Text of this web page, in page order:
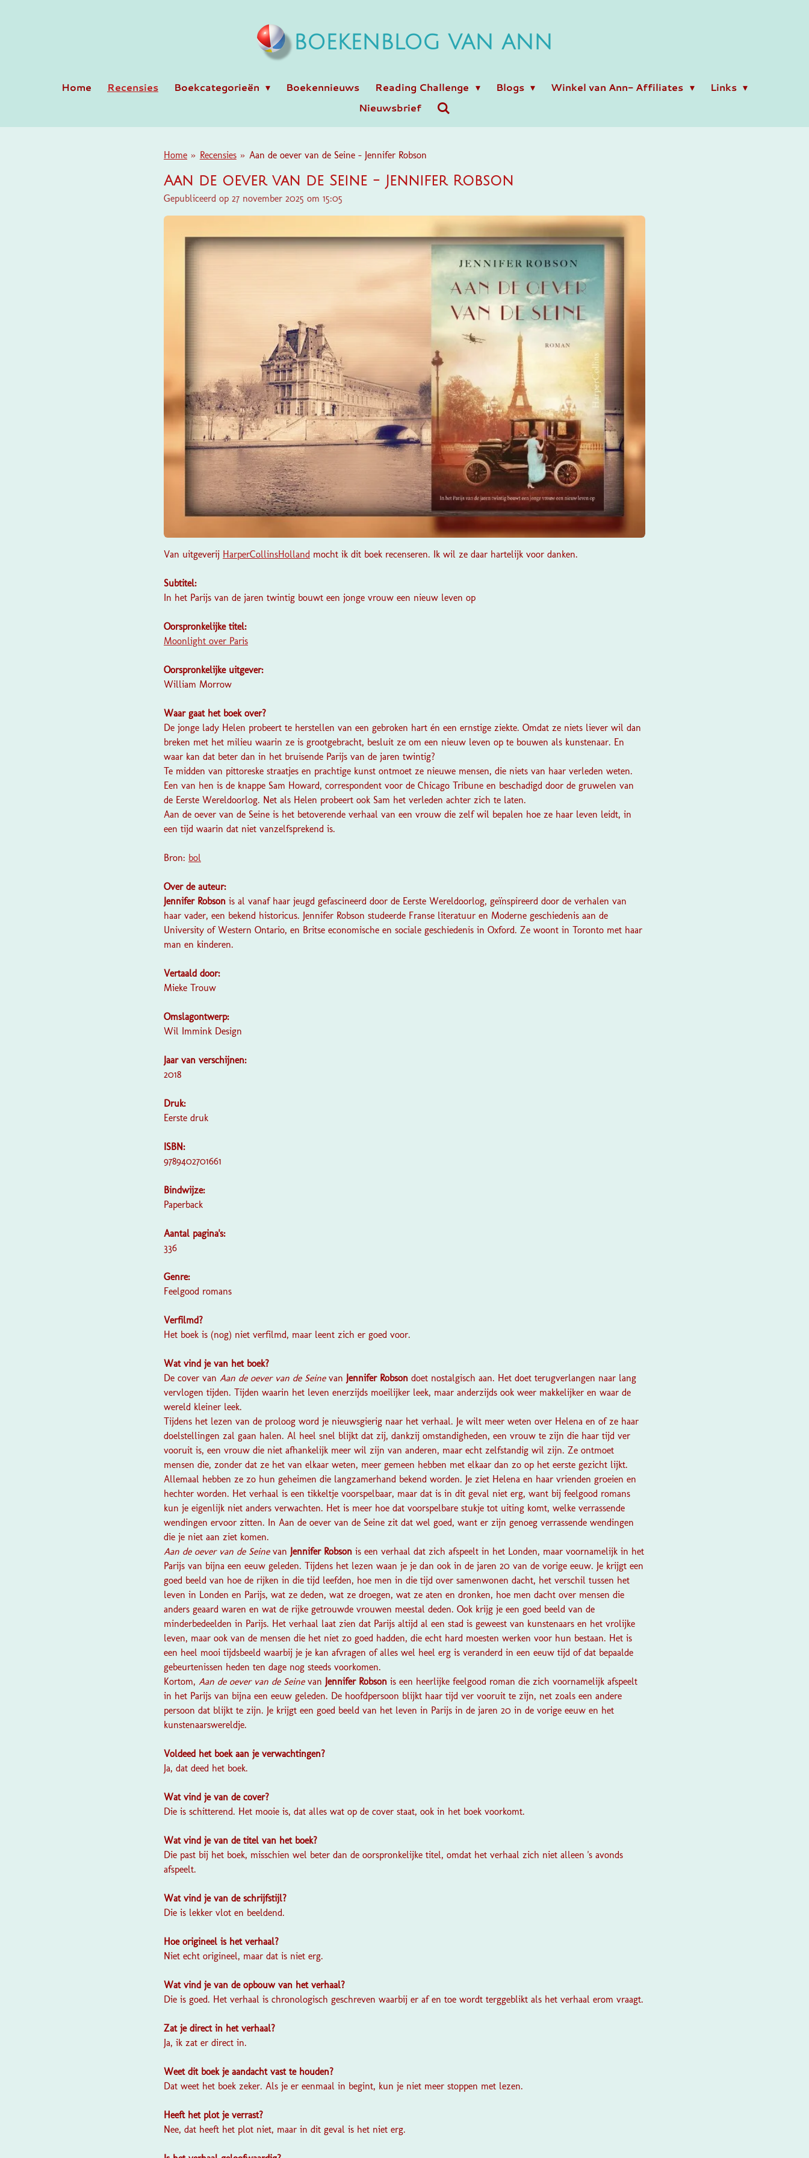
BOEKENBLOG VAN ANN
Home Recensies Boekcategorieën Boekennieuws Reading Challenge Blogs Winkel van Ann- Affiliates
Links
Nieuwsbrief
Home » Recensies » Aan de oever van de Seine - Jennifer Robson
Aan de oever van de Seine - Jennifer Robson
Gepubliceerd op 27 november 2025 om 15:05
Van uitgeverij HarperCollinsHolland mocht ik dit boek recenseren. Ik wil ze daar hartelijk voor danken.
Subtitel:
In het Parijs van de jaren twintig bouwt een jonge vrouw een nieuw leven op
Oorspronkelijke titel:
Moonlight over Paris
Oorspronkelijke uitgever:
William Morrow
Waar gaat het boek over?
De jonge lady Helen probeert te herstellen van een gebroken hart én een ernstige ziekte. Omdat ze niets liever wil dan
breken met het milieu waarin ze is grootgebracht, besluit ze om een nieuw leven op te bouwen als kunstenaar. En
waar kan dat beter dan in het bruisende Parijs van de jaren twintig?
Te midden van pittoreske straatjes en prachtige kunst ontmoet ze nieuwe mensen, die niets van haar verleden weten.
Een van hen is de knappe Sam Howard, correspondent voor de Chicago Tribune en beschadigd door de gruwelen van
de Eerste Wereldoorlog. Net als Helen probeert ook Sam het verleden achter zich te laten.
Aan de oever van de Seine is het betoverende verhaal van een vrouw die zelf wil bepalen hoe ze haar leven leidt, in
een tijd waarin dat niet vanzelfsprekend is.
Bron: bol
Over de auteur:
Jennifer Robson is al vanaf haar jeugd gefascineerd door de Eerste Wereldoorlog, geïnspireerd door de verhalen van
haar vader, een bekend historicus. Jennifer Robson studeerde Franse literatuur en Moderne geschiedenis aan de
University of Western Ontario, en Britse economische en sociale geschiedenis in Oxford. Ze woont in Toronto met haar
man en kinderen.
Vertaald door:
Mieke Trouw
Omslagontwerp:
Wil Immink Design
Jaar van verschijnen:
2018
Druk:
Eerste druk
ISBN:
9789402701661
Bindwijze:
Paperback
Aantal pagina's:
336
Genre:
Feelgood romans
Verfilmd?
Het boek is (nog) niet verfilmd, maar leent zich er goed voor.
Wat vind je van het boek?
De cover van Aan de oever van de Seine van Jennifer Robson doet nostalgisch aan. Het doet terugverlangen naar lang
vervlogen tijden. Tijden waarin het leven enerzijds moeilijker leek, maar anderzijds ook weer makkelijker en waar de
wereld kleiner leek.
Tijdens het lezen van de proloog word je nieuwsgierig naar het verhaal. Je wilt meer weten over Helena en of ze haar
doelstellingen zal gaan halen. Al heel snel blijkt dat zij, dankzij omstandigheden, een vrouw te zijn die haar tijd ver
vooruit is, een vrouw die niet afhankelijk meer wil zijn van anderen, maar echt zelfstandig wil zijn. Ze ontmoet
mensen die, zonder dat ze het van elkaar weten, meer gemeen hebben met elkaar dan zo op het eerste gezicht lijkt.
Allemaal hebben ze zo hun geheimen die langzamerhand bekend worden. Je ziet Helena en haar vrienden groeien en
hechter worden. Het verhaal is een tikkeltje voorspelbaar, maar dat is in dit geval niet erg, want bij feelgood romans
kun je eigenlijk niet anders verwachten. Het is meer hoe dat voorspelbare stukje tot uiting komt, welke verrassende
wendingen ervoor zitten. In Aan de oever van de Seine zit dat wel goed, want er zijn genoeg verrassende wendingen
die je niet aan ziet komen.
Aan de oever van de Seine van Jennifer Robson is een verhaal dat zich afspeelt in het Londen, maar voornamelijk in het
Parijs van bijna een eeuw geleden. Tijdens het lezen waan je je dan ook in de jaren 20 van de vorige eeuw. Je krijgt een
goed beeld van hoe de rijken in die tijd leefden, hoe men in die tijd over samenwonen dacht, het verschil tussen het
leven in Londen en Parijs, wat ze deden, wat ze droegen, wat ze aten en dronken, hoe men dacht over mensen die
anders geaard waren en wat de rijke getrouwde vrouwen meestal deden. Ook krijg je een goed beeld van de
minderbedeelden in Parijs. Het verhaal laat zien dat Parijs altijd al een stad is geweest van kunstenaars en het vrolijke
leven, maar ook van de mensen die het niet zo goed hadden, die echt hard moesten werken voor hun bestaan. Het is
een heel mooi tijdsbeeld waarbij je je kan afvragen of alles wel heel erg is veranderd in een eeuw tijd of dat bepaalde
gebeurtenissen heden ten dage nog steeds voorkomen.
Kortom, Aan de oever van de Seine van Jennifer Robson is een heerlijke feelgood roman die zich voornamelijk afspeelt
in het Parijs van bijna een eeuw geleden. De hoofdpersoon blijkt haar tijd ver vooruit te zijn, net zoals een andere
persoon dat blijkt te zijn. Je krijgt een goed beeld van het leven in Parijs in de jaren 20 in de vorige eeuw en het
kunstenaarswereldje.
Voldeed het boek aan je verwachtingen?
Ja, dat deed het boek.
Wat vind je van de cover?
Die is schitterend. Het mooie is, dat alles wat op de cover staat, ook in het boek voorkomt.
Wat vind je van de titel van het boek?
Die past bij het boek, misschien wel beter dan de oorspronkelijke titel, omdat het verhaal zich niet alleen 's avonds
afspeelt.
Wat vind je van de schrijfstijl?
Die is lekker vlot en beeldend.
Hoe origineel is het verhaal?
Niet echt origineel, maar dat is niet erg.
Wat vind je van de opbouw van het verhaal?
Die is goed. Het verhaal is chronologisch geschreven waarbij er af en toe wordt terggeblikt als het verhaal erom vraagt.
Zat je direct in het verhaal?
Ja, ik zat er direct in.
Weet dit boek je aandacht vast te houden?
Dat weet het boek zeker. Als je er eenmaal in begint, kun je niet meer stoppen met lezen.
Heeft het plot je verrast?
Nee, dat heeft het plot niet, maar in dit geval is het niet erg.